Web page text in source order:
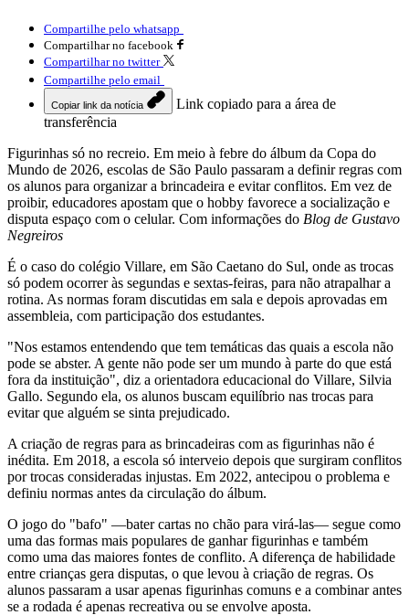
Compartilhe pelo whatsapp
Compartilhar no facebook
Compartilhar no twitter
Compartilhe pelo email
Copiar link da notícia
Link copiado para a área de
transferência
Figurinhas só no recreio. Em meio à febre do álbum da Copa do
Mundo de 2026, escolas de São Paulo passaram a definir regras com
os alunos para organizar a brincadeira e evitar conflitos. Em vez de
proibir, educadores apostam que o hobby favorece a socialização e
disputa espaço com o celular. Com informações do Blog de Gustavo
Negreiros
É o caso do colégio Villare, em São Caetano do Sul, onde as trocas
só podem ocorrer às segundas e sextas-feiras, para não atrapalhar a
rotina. As normas foram discutidas em sala e depois aprovadas em
assembleia, com participação dos estudantes.
"Nos estamos entendendo que tem temáticas das quais a escola não
pode se abster. A gente não pode ser um mundo à parte do que está
fora da instituição", diz a orientadora educacional do Villare, Silvia
Gallo. Segundo ela, os alunos buscam equilíbrio nas trocas para
evitar que alguém se sinta prejudicado.
A criação de regras para as brincadeiras com as figurinhas não é
inédita. Em 2018, a escola só interveio depois que surgiram conflitos
por trocas consideradas injustas. Em 2022, antecipou o problema e
definiu normas antes da circulação do álbum.
O jogo do "bafo" —bater cartas no chão para virá-las— segue como
uma das formas mais populares de ganhar figurinhas e também
como uma das maiores fontes de conflito. A diferença de habilidade
entre crianças gera disputas, o que levou à criação de regras. Os
alunos passaram a usar apenas figurinhas comuns e a combinar antes
se a rodada é apenas recreativa ou se envolve aposta.